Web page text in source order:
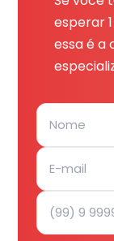
esperar
essa é a